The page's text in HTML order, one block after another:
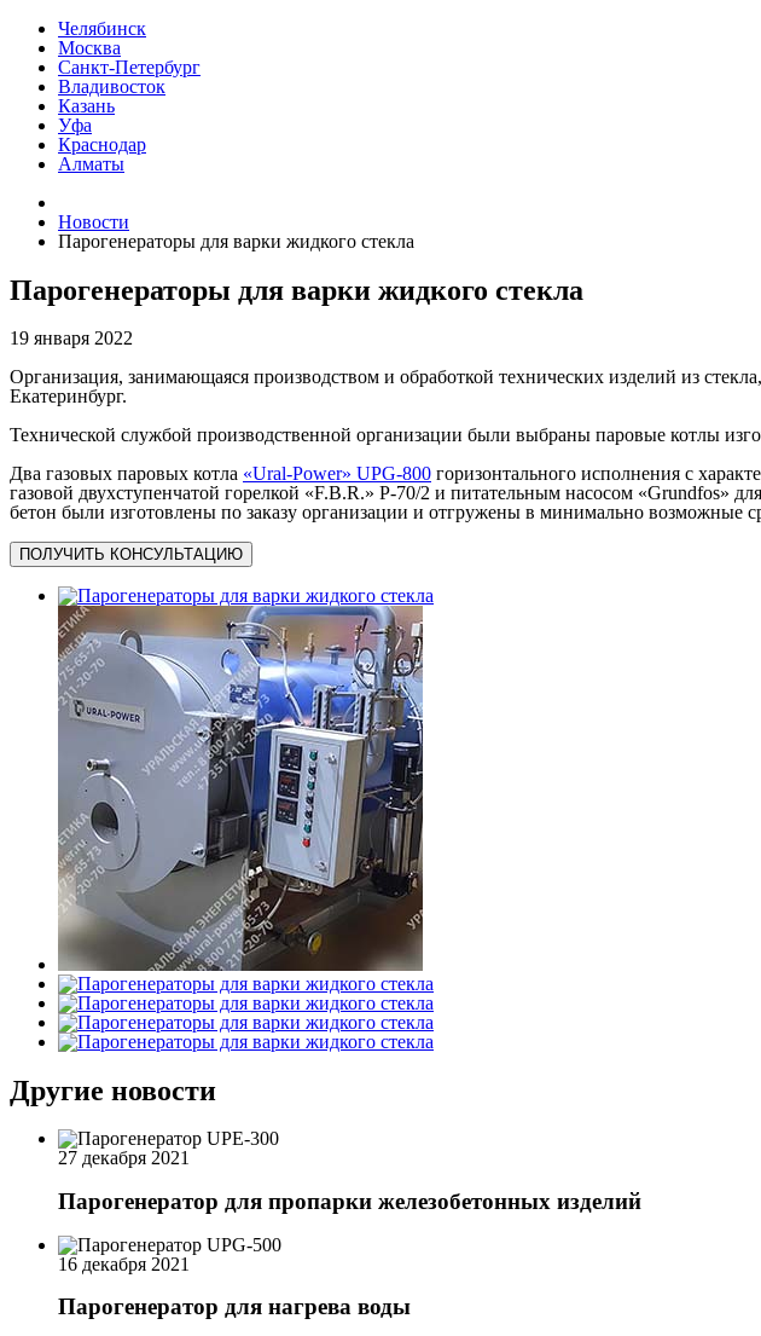
Челябинск
Москва
Санкт-Петербург
Владивосток
Казань
Уфа
Краснодар
Алматы
Новости
Парогенераторы для варки жидкого стекла
Парогенераторы для варки жидкого стекла
19 января 2022
Организация, занимающаяся производством и обработкой технических изделий из
Екатеринбург.
Технической службой производственной организации были выбраны паровые котлы
Два газовых паровых котла «Ural-Power» UPG-800 горизонтального исполнения с
газовой двухступенчатой горелкой «F.B.R.» Р-70/2 и питательным насосом «Grundfos»
бетон были изготовлены по заказу организации и отгружены в минимально возможные
ПОЛУЧИТЬ КОНСУЛЬТАЦИЮ
Другие новости
27 декабря 2021
Парогенератор для пропарки железобетонных изделий
16 декабря 2021
Парогенератор для нагрева воды